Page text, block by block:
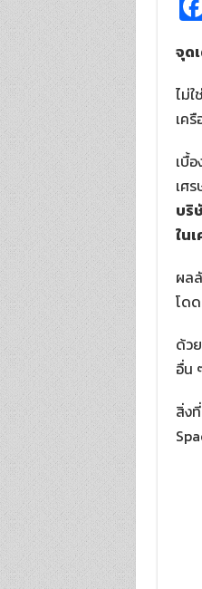
จุด
ไม่
เค
เบื้
เศ
บริ
ใน
ผล
โด
ด้ว
อื่น
สิ่ง